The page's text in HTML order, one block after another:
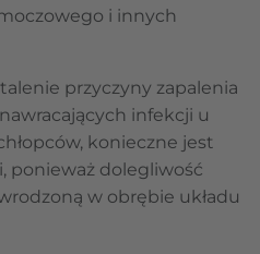
i innych
przyczyny zapalenia
infekcji u
konieczne jest
ponieważ dolegliwość
w obrębie układu